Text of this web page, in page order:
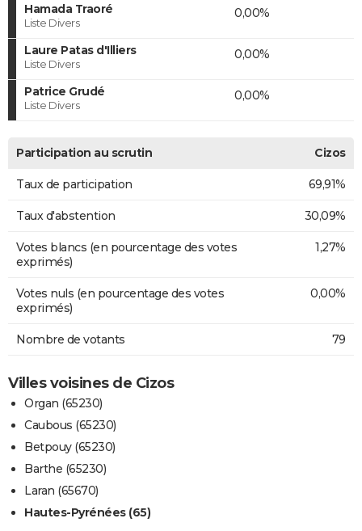
Hamada Traoré
Liste Divers
0,00%
Laure Patas d'Illiers
Liste Divers
0,00%
Patrice Grudé
Liste Divers
0,00%
Participation au scrutin Cizos
Taux de participation 69,91%
Taux d'abstention 30,09%
Votes blancs (en pourcentage des votes
exprimés)
1,27%
Votes nuls (en pourcentage des votes
exprimés)
0,00%
Nombre de votants 79
Villes voisines de Cizos
Organ (65230)
Caubous (65230)
Betpouy (65230)
Barthe (65230)
Laran (65670)
Hautes-Pyrénées (65)